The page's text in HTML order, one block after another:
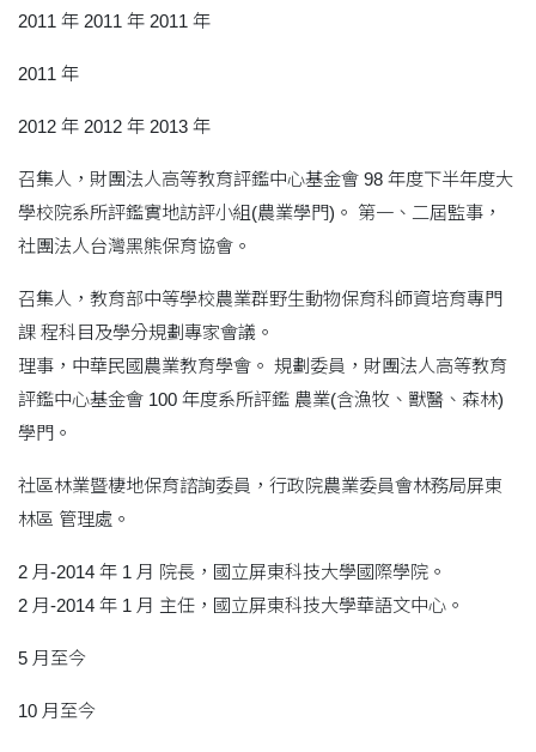
2011 年 2011 年 2011 年
2011 年
2012 年 2012 年 2013 年
召集人，財團法人高等教育評鑑中心基金會 98 年度下半年度大
學校院系所評鑑實地訪評小組(農業學門)。 第一、二屆監事，
社團法人台灣黑熊保育協會。
召集人，教育部中等學校農業群野生動物保育科師資培育專門
課 程科目及學分規劃專家會議。
理事，中華民國農業教育學會。 規劃委員，財團法人高等教育
評鑑中心基金會 100 年度系所評鑑 農業(含漁牧、獸醫、森林)
學門。
社區林業暨棲地保育諮詢委員，行政院農業委員會林務局屏東
林區 管理處。
2 月-2014 年 1 月 院長，國立屏東科技大學國際學院。
2 月-2014 年 1 月 主任，國立屏東科技大學華語文中心。
5 月至今
10 月至今